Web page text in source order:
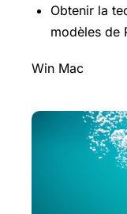
Obtenir la
modèles de
Win Mac